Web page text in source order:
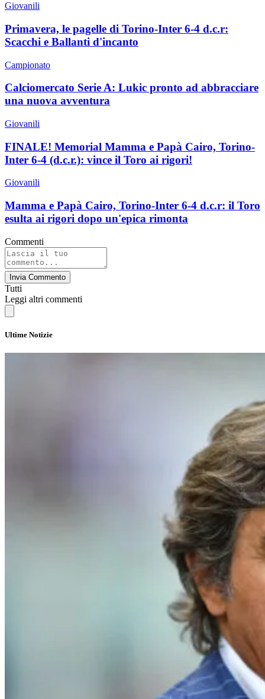
Giovanili
Primavera, le pagelle di Torino-Inter 6-4 d.c.r:
Scacchi e Ballanti d'incanto
Campionato
Calciomercato Serie A: Lukic pronto ad abbracciare
una nuova avventura
Giovanili
FINALE! Memorial Mamma e Papà Cairo, Torino-
Inter 6-4 (d.c.r.): vince il Toro ai rigori!
Giovanili
Mamma e Papà Cairo, Torino-Inter 6-4 d.c.r: il Toro
esulta ai rigori dopo un'epica rimonta
Commenti
Invia Commento
Tutti
Leggi altri commenti
Ultime Notizie